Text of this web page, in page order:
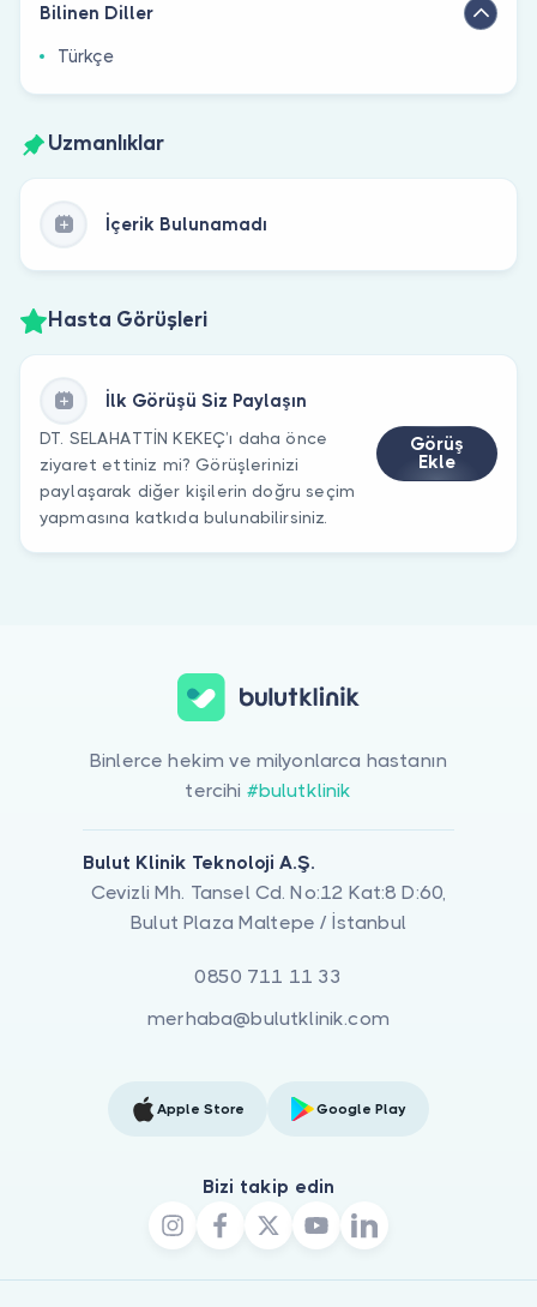
Bilinen Diller
Türkçe
Uzmanlıklar
İçerik Bulunamadı
Hasta Görüşleri
İlk Görüşü Siz Paylaşın
DT. SELAHATTİN KEKEÇ’ı daha önce
ziyaret ettiniz mi? Görüşlerinizi
paylaşarak diğer kişilerin doğru seçim
yapmasına katkıda bulunabilirsiniz.
Görüş
Ekle
Binlerce hekim ve milyonlarca hastanın
tercihi #bulutklinik
Bulut Klinik Teknoloji A.Ş.
Cevizli Mh. Tansel Cd. No:12 Kat:8 D:60,
Bulut Plaza Maltepe / İstanbul
0850 711 11 33
merhaba@bulutklinik.com
Apple Store Google Play
Bizi takip edin